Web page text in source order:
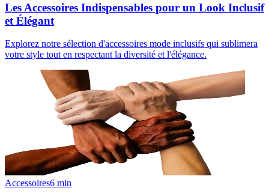
Les Accessoires Indispensables pour un Look Inclusif
et Élégant
Explorez notre sélection d'accessoires mode inclusifs qui sublimera
votre style tout en respectant la diversité et l'élégance.
Accessoires6 min